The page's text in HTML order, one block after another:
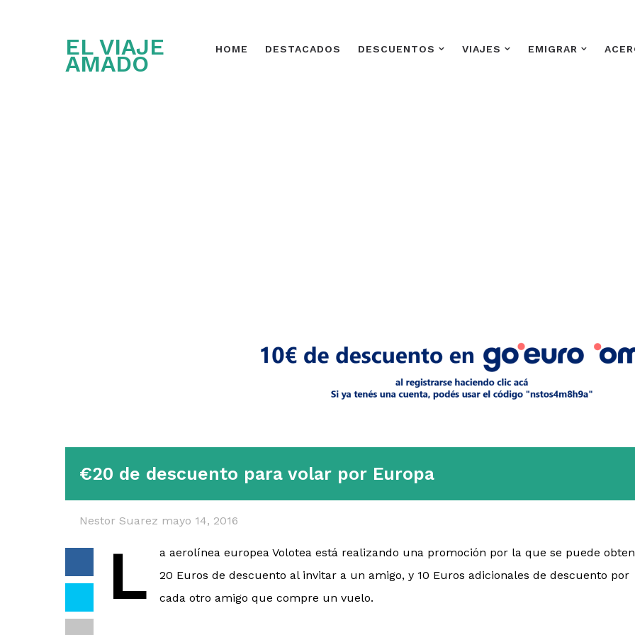
EL VIAJE
AMADO
HOME DESTACADOS DESCUENTOS VIAJES EMIGRAR
€20 de descuento para volar por Europa
Nestor Suarez mayo 14, 2016
L
a aerolínea europea Volotea está realizando una promoción por la que se puede
20 Euros de descuento al invitar a un amigo, y 10 Euros adicionales de descuento por
cada otro amigo que compre un vuelo.